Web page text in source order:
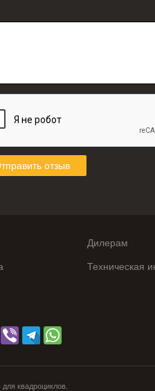
отзыв
Дилерам
Техническая
квадроциклов.